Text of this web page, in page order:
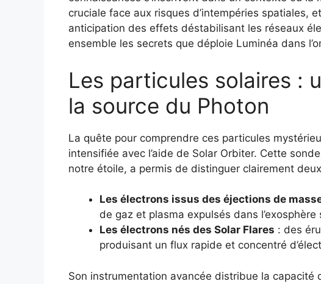
cruciale face aux risques d’intempéries spatiales,
anticipation des effets déstabilisant les réseaux
ensemble les secrets que déploie Luminéa dans
Les particules solaires :
la source du Photon
La quête pour comprendre ces particules
intensifiée avec l’aide de Solar Orbiter. Cette
notre étoile, a permis de distinguer clairement
Les électrons issus des éjections de
de gaz et plasma expulsés dans
Les électrons nés des Solar Flares : des
produisant un flux rapide et concentré
Son instrumentation avancée distribue la capacité